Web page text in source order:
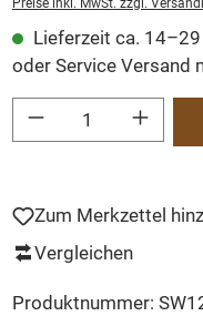
Preise inkl. MwSt. zzgl.
Lieferzeit ca.
oder Service Versand
Produkt Anzahl: Gib den
Zum Merkzettel
Vergleichen
Produktnummer: